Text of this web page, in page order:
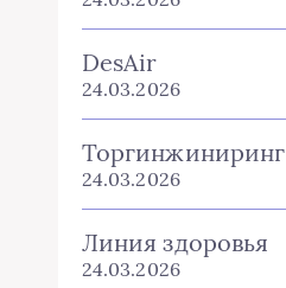
DesAir
24.03.2026
Торгинжиниринг
24.03.2026
Линия здоровья
24.03.2026